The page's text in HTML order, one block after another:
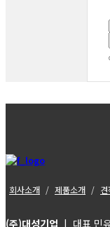
회사소개 제품소개 견
(주)대성기업 | 대표 민